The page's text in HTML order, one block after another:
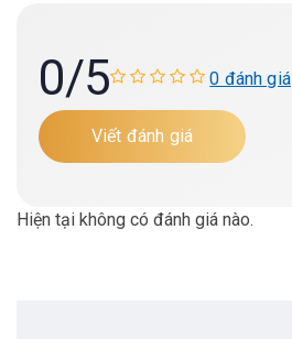
0/5 0 đánh giá
Viết đánh giá
Hiện tại không có đánh giá nào.